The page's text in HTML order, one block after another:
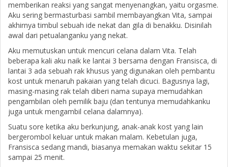
memberikan reaksi yang sangat menyenangkan, yaitu orgasme.
Aku sering bermasturbasi sambil membayangkan Vita, sampai
akhirnya timbul sebuah ide nekat dan gila di benakku. Disinilah
awal dari petualanganku yang nekat.
Aku memutuskan untuk mencuri celana dalam Vita. Telah
beberapa kali aku naik ke lantai 3 bersama dengan Fransisca, di
lantai 3 ada sebuah rak khusus yang digunakan oleh pembantu
kost untuk menaruh pakaian yang telah dicuci. Bagusnya lagi,
masing-masing rak telah diberi nama supaya memudahkan
pengambilan oleh pemilik baju (dan tentunya memudahkanku
juga untuk mengambil celana dalamnya).
Suatu sore ketika aku berkunjung, anak-anak kost yang lain
bergerombol keluar untuk makan malam. Kebetulan juga,
Fransisca sedang mandi, biasanya memakan waktu sekitar 15
sampai 25 menit.